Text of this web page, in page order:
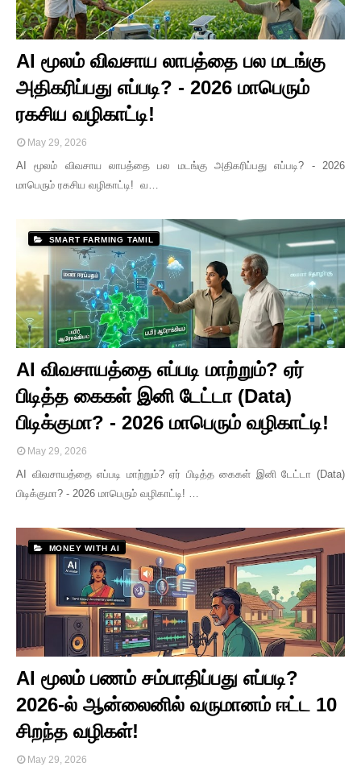
AI மூலம் விவசாய லாபத்தை பல மடங்கு
அதிகரிப்பது எப்படி? - 2026 மாபெரும்
ரகசிய வழிகாட்டி!
May 29, 2026
AI மூலம் விவசாய லாபத்தை பல மடங்கு அதிகரிப்பது எப்படி? - 2026
மாபெரும் ரகசிய வழிகாட்டி! வ…
SMART FARMING TAMIL
AI விவசாயத்தை எப்படி மாற்றும்? ஏர்
பிடித்த கைகள் இனி டேட்டா (Data)
பிடிக்குமா? - 2026 மாபெரும் வழிகாட்டி!
May 29, 2026
AI விவசாயத்தை எப்படி மாற்றும்? ஏர் பிடித்த கைகள் இனி டேட்டா (Data)
பிடிக்குமா? - 2026 மாபெரும் வழிகாட்டி! …
MONEY WITH AI
AI மூலம் பணம் சம்பாதிப்பது எப்படி?
2026-ல் ஆன்லைனில் வருமானம் ஈட்ட 10
சிறந்த வழிகள்!
May 29, 2026